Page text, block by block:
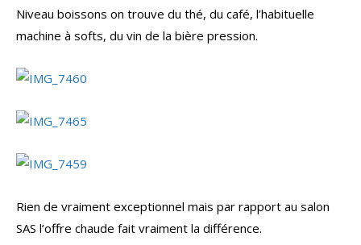
Niveau boissons on trouve du thé, du café, l’habituelle
machine à softs, du vin de la bière pression.
Rien de vraiment exceptionnel mais par rapport au salon
SAS l’offre chaude fait vraiment la différence.